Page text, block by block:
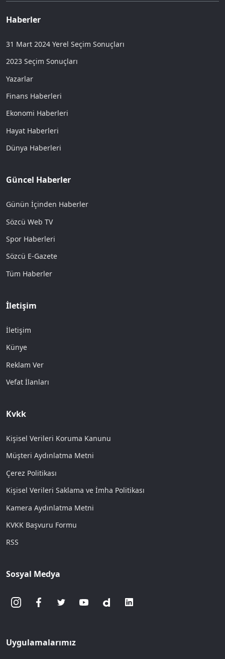
Haberler
31 Mart 2024 Yerel Seçim Sonuçları
2023 Seçim Sonuçları
Yazarlar
Finans Haberleri
Ekonomi Haberleri
Hayat Haberleri
Dünya Haberleri
Güncel Haberler
Günün İçinden Haberler
Sözcü Web TV
Spor Haberleri
Sözcü E-Gazete
Tüm Haberler
İletişim
İletişim
Künye
Reklam Ver
Vefat İlanları
Kvkk
Kişisel Verileri Koruma Kanunu
Müşteri Aydınlatma Metni
Çerez Politikası
Kişisel Verileri Saklama ve İmha Politikası
Kamera Aydınlatma Metni
KVKK Başvuru Formu
RSS
Sosyal Medya
Uygulamalarımız